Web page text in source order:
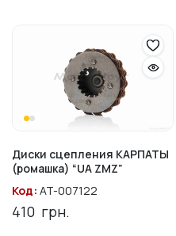
Диски сцепления КАРПАТЫ
(ромашка) “UA ZMZ”
Код: AT-007122
410 грн.